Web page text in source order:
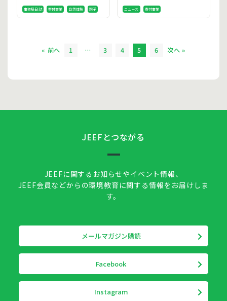
事務局日誌 寄付事業 自然体験 親子 ニュース 寄付事業
« 前へ 1 … 3 4 5 6 次へ »
JEEFとつながる
JEEFに関するお知らせやイベント情報、
JEEF会員などからの環境教育に関する情報をお届けしま
す。
メールマガジン購読
Facebook
Instagram